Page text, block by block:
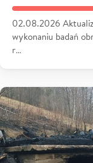
02.08.2026
wykonaniu badań
r…